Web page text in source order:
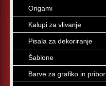
Origami
Kalupi za vlivanje
Pisala za dekoriranje
Šablone
Barve za grafiko in pribor